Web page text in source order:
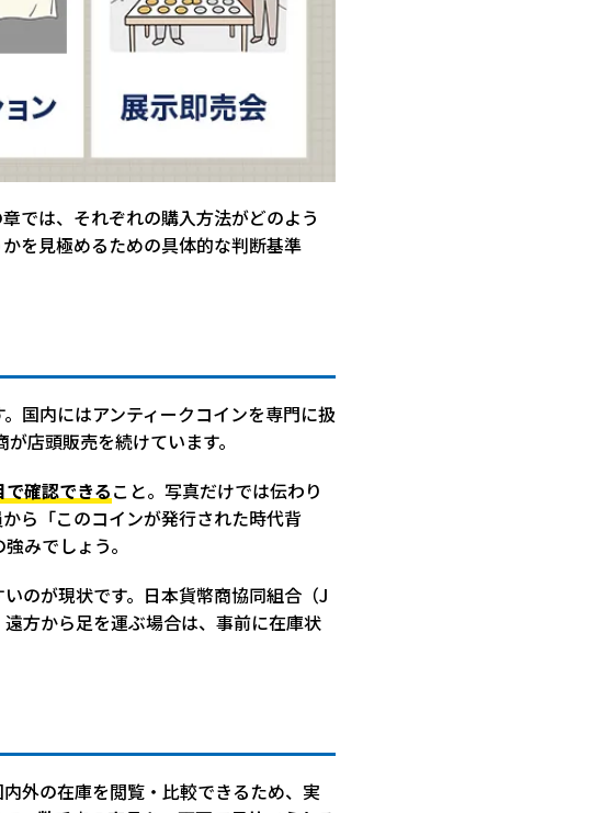
では、それぞれの購入方法がどのよう
を見極めるための具体的な判断基準
国内にはアンティークコインを専門に扱
店頭販売を続けています。
確認できること。写真だけでは伝わり
ら「このコインが発行された時代背
みでしょう。
のが現状です。日本貨幣商協同組合（J
方から足を運ぶ場合は、事前に在庫状
外の在庫を閲覧・比較できるため、実